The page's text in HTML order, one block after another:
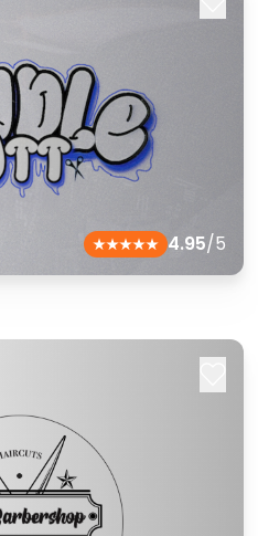
4.95/5